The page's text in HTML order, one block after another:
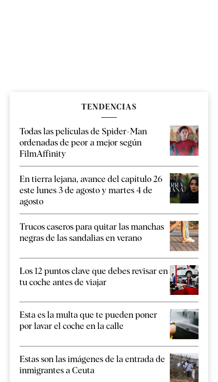
TENDENCIAS
Todas las películas de Spider-Man
ordenadas de peor a mejor según
FilmAffinity
En tierra lejana, avance del capítulo 26
este lunes 3 de agosto y martes 4 de
agosto
Trucos caseros para quitar las manchas
negras de las sandalias en verano
Los 12 puntos clave que debes revisar en
tu coche antes de viajar
Esta es la multa que te pueden poner
por lavar el coche en la calle
Estas son las imágenes de la entrada de
inmigrantes a Ceuta